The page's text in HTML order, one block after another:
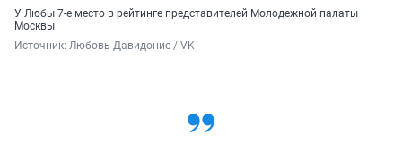
У Любы 7-е место в рейтинге представителей Молодежной палаты
Москвы
Источник: Любовь Давидонис / VK